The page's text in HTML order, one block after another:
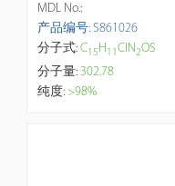
MDL No.:
产品编号: S861026
分子式:C15 H 1 1ClN2OS
分子量:302.78
纯度: >98%